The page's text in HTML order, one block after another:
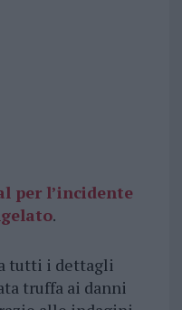
per l’incidente
.
tutti i dettagli
truffa ai danni